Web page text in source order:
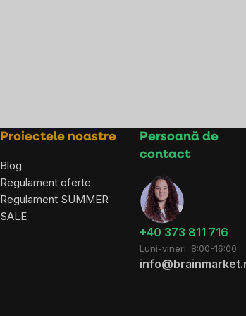
Proiectele noastre
Blog
Regulament oferte
Regulament SUMMER
SALE
Persoană de
contact
+40 373 811 716
Luni-vineri: 8:00-16:00